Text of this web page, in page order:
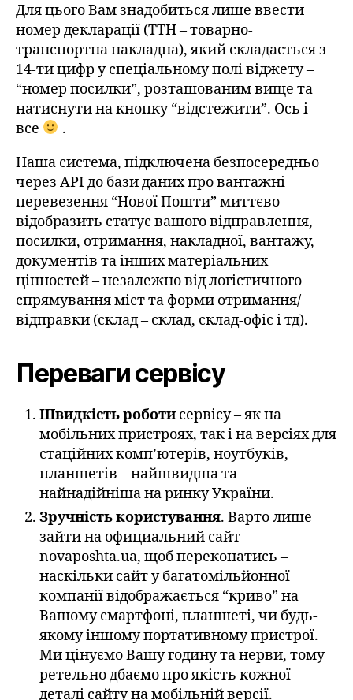
Для цього Вам знадобиться лише ввести
номер декларації (ТТН – товарно-
транспортна накладна), який складається з
14-ти цифр у спеціальному полі віджету –
“номер посилки”, розташованим вище та
натиснути на кнопку “відстежити”. Ось і
все
.
Наша система, підключена безпосередньо
через API до бази даних про вантажні
перевезення “Нової Пошти” миттєво
відобразить статус вашого відправлення,
посилки, отримання, накладної, вантажу,
документів та інших матеріальних
цінностей – незалежно від логістичного
спрямування міст та форми отримання/
відправки (склад – склад, склад-офіс і тд).
Переваги сервісу
Швидкість роботисервісу – як на
мобільних пристроях, так і на версіях для
стаційних комп’ютерів, ноутбуків,
планшетів – найшвидша та
найнадійніша на ринку України.
Зручність користування. Варто лише
зайти на официальний сайт
novaposhta.ua, щоб переконатись –
наскільки сайт у багатомільйонної
компанії відображається “криво” на
Вашому смартфоні, планшеті, чи будь-
якому іншому портативному пристрої.
Ми цінуємо Вашу годину та нерви, тому
ретельно дбаємо про якість кожної
деталі сайту на мобільній версії.